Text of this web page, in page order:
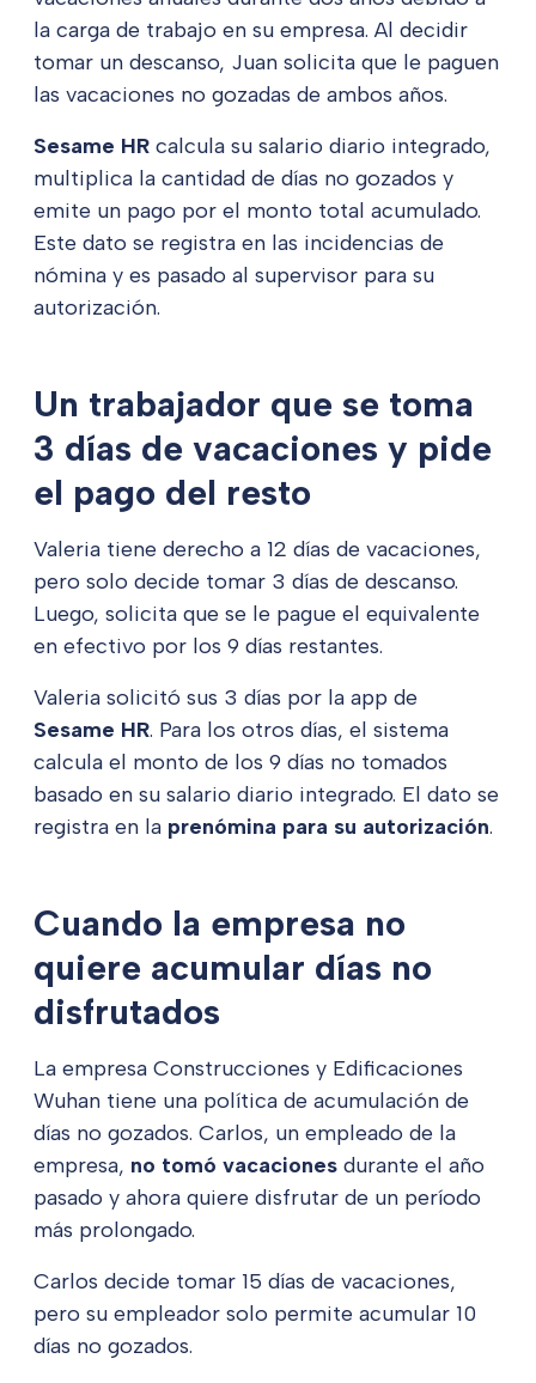
la carga de trabajo en su empresa. Al decidir
tomar un descanso, Juan solicita que le paguen
las vacaciones no gozadas de ambos años.
Sesame HR calcula su salario diario integrado,
multiplica la cantidad de días no gozados y
emite un pago por el monto total acumulado.
Este dato se registra en las incidencias de
nómina y es pasado al supervisor para su
autorización.
Un trabajador que se toma
3 días de vacaciones y pide
el pago del resto
Valeria tiene derecho a 12 días de vacaciones,
pero solo decide tomar 3 días de descanso.
Luego, solicita que se le pague el equivalente
en efectivo por los 9 días restantes.
Valeria solicitó sus 3 días por la app de
Sesame HR. Para los otros días, el sistema
calcula el monto de los 9 días no tomados
basado en su salario diario integrado. El dato se
registra en la prenómina para su autorización.
Cuando la empresa no
quiere acumular días no
disfrutados
La empresa Construcciones y Edificaciones
Wuhan tiene una política de acumulación de
días no gozados. Carlos, un empleado de la
empresa, no tomó vacaciones durante el año
pasado y ahora quiere disfrutar de un período
más prolongado.
Carlos decide tomar 15 días de vacaciones,
pero su empleador solo permite acumular 10
días no gozados.